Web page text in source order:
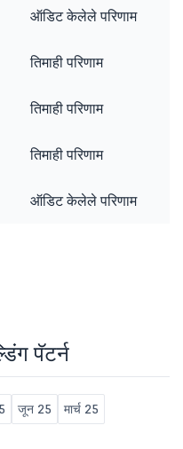
ऑडिट केलेले परिणाम
तिमाही परिणाम
तिमाही परिणाम
तिमाही परिणाम
ऑडिट केलेले परिणाम
पॅटर्न
जून 25 मार्च 25